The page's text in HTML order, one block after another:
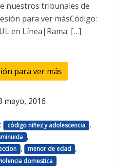
nuestros tribunales de
para ver másCódigo:
en Línea|Rama: […]
para ver más
mayo, 2016
código niñez y adolescencia ,
,
, menor de edad ,
domestica